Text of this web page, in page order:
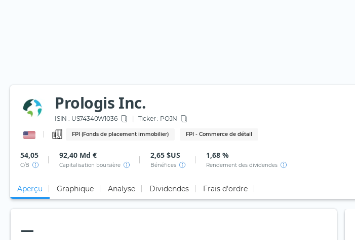
Prologis Inc.
ISIN : US74340W1036 Ticker : POJN
FPI (Fonds de placement immobilier) FPI - Commerce de détail
54,05
C/B
92,40 Md €
Capitalisation boursière
2,65 $US
Bénéfices
1,68 %
Rendement des dividendes
Aperçu Graphique Analyse Dividendes Frais d'ordre
—